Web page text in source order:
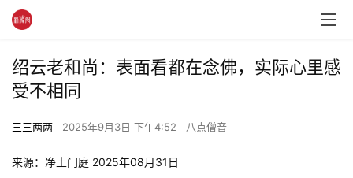
绍云老和尚：表面看都在念佛，实际心里感
受不相同
三三两两 2025年9月3日 下午4:52 八点僧音
来源：净土门庭 2025年08月31日